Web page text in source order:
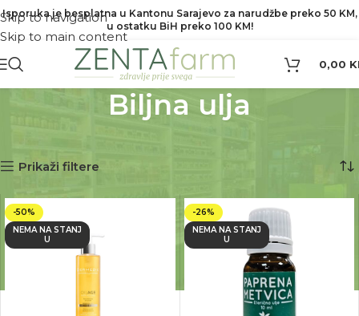
Skip to navigation
Skip to main content
Isporuka je besplatna u Kantonu Sarajevo za narudžbe preko 50 KM,
u ostatku BiH preko 100 KM!
0,00
Biljna ulja
Prikaži filtere
-50%
NEMA NA STANJ
U
-26%
NEMA NA STANJ
U